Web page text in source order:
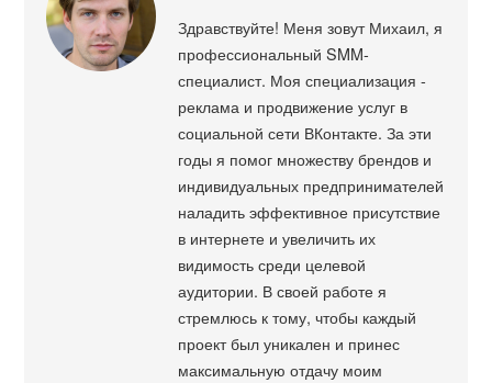
Здравствуйте! Меня зовут Михаил, я
профессиональный SMM-
специалист. Моя специализация -
реклама и продвижение услуг в
социальной сети ВКонтакте. За эти
годы я помог множеству брендов и
индивидуальных предпринимателей
наладить эффективное присутствие
в интернете и увеличить их
видимость среди целевой
аудитории. В своей работе я
стремлюсь к тому, чтобы каждый
проект был уникален и принес
максимальную отдачу моим